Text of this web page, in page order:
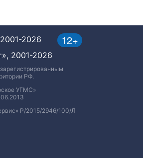
12+
2026
2001-2026
РФ.
УГМС»
Р/2015/2946/100/Л